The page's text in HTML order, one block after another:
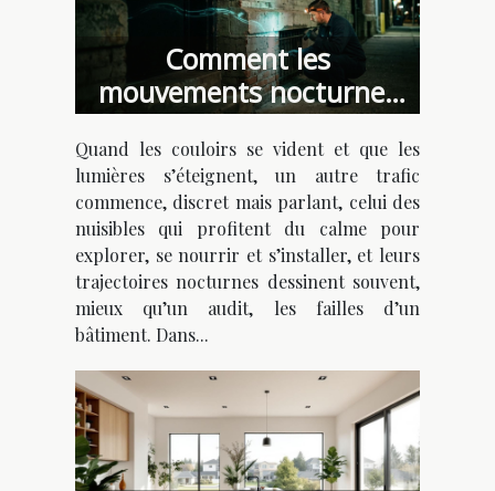
Comment les
mouvements nocturnes
des nuisibles révèlent les
failles de sécurité d’un
bâtiment
Quand les couloirs se vident et que les
lumières s’éteignent, un autre trafic
commence, discret mais parlant, celui des
nuisibles qui profitent du calme pour
explorer, se nourrir et s’installer, et leurs
trajectoires nocturnes dessinent souvent,
mieux qu’un audit, les failles d’un
bâtiment. Dans...